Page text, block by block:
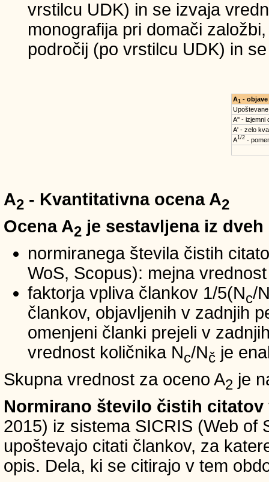
vrstilcu UDK) in se izvaja
monografija pri domači
področij (po vrstilcu UDK) in
A1 - objave
A'' - izjemni
A' - zelo
A1/2-
A2 - Kvantitativna ocena A2
Ocena A2 je sestavljena iz
normiranega števila čistih
WoS, Scopus): mejna
faktorja vpliva člankov 1/5(Nc/
člankov, objavljenih v zadnjih
omenjeni članki prejeli v
vrednost količnika Nc/Nč je
Skupna vrednost za oceno A2 je
Normirano število čistih citatov
2015) iz sistema SICRIS (Web of
upoštevajo citati člankov, za
opis. Dela, ki se citirajo v tem